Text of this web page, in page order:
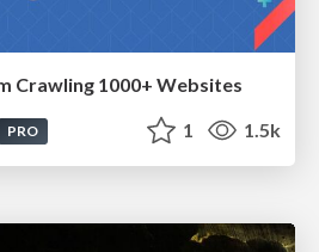
Crawling 1000+ Websites
PRO 1 1.5k